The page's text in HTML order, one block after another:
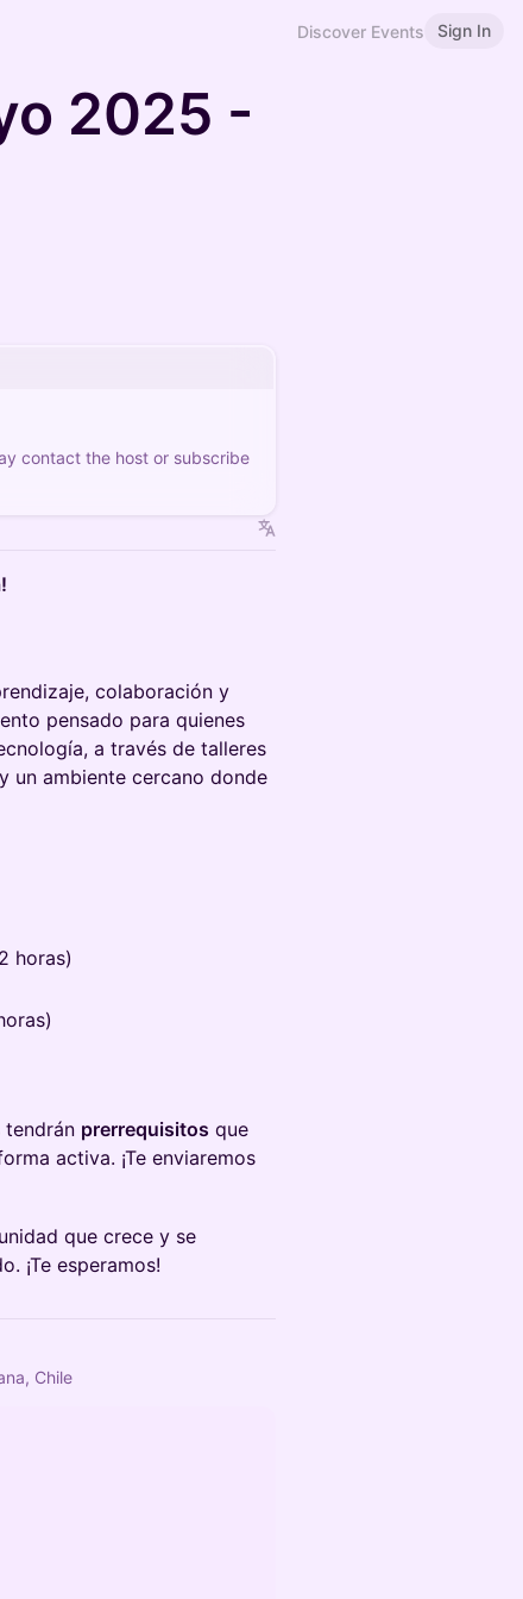
Discover Events Sign In
2025 -
contact the host or subscribe
colaboración y
pensado para quienes
a través de talleres
un ambiente cercano donde
horas)
tendrán prerrequisitos que
activa. ¡Te enviaremos
que crece y se
¡Te esperamos!
Chile